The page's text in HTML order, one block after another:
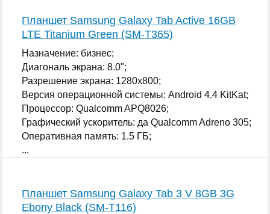
Планшет Samsung Galaxy Tab Active 16GB
LTE Titanium Green (SM-T365)
Назначение: бизнес;
Диагональ экрана: 8.0";
Разрешение экрана: 1280x800;
Версия операционной системы: Android 4.4 KitKat;
Процессор: Qualcomm APQ8026;
Графический ускоритель: да Qualcomm Adreno 305;
Оперативная память: 1.5 ГБ;
...
Планшет Samsung Galaxy Tab 3 V 8GB 3G
Ebony Black (SM-T116)